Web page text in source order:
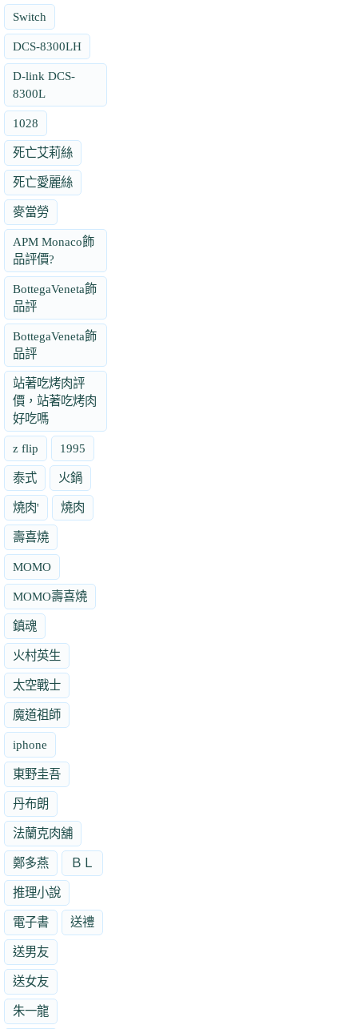
Switch
DCS-8300LH
D-link DCS-
8300L
1028
死亡艾莉絲
死亡愛麗絲
麥當勞
APM Monaco飾
品評價?
BottegaVeneta飾
品評
BottegaVeneta飾
品評
站著吃烤肉評
價，站著吃烤肉
好吃嗎
z flip 1995
泰式 火鍋
燒肉' 燒肉
壽喜燒
MOMO
MOMO壽喜燒
鎮魂
火村英生
太空戰士
魔道祖師
iphone
東野圭吾
丹布朗
法蘭克肉舖
鄭多燕 ＢＬ
推理小說
電子書 送禮
送男友
送女友
朱一龍